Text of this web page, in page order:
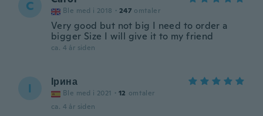
C Ble med i 2018 · 247 omtaler
Very good but not big I need to order a
bigger Size I will give it to my friend
ca. 4 år siden
І Ірина
Ble med i 2021 · 12 omtaler
ca. 4 år siden